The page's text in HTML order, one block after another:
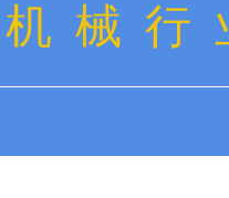
机 械 行